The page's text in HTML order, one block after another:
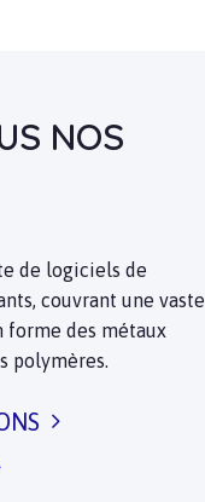
NOS
de logiciels de
couvrant une vaste
forme des métaux
polymères.